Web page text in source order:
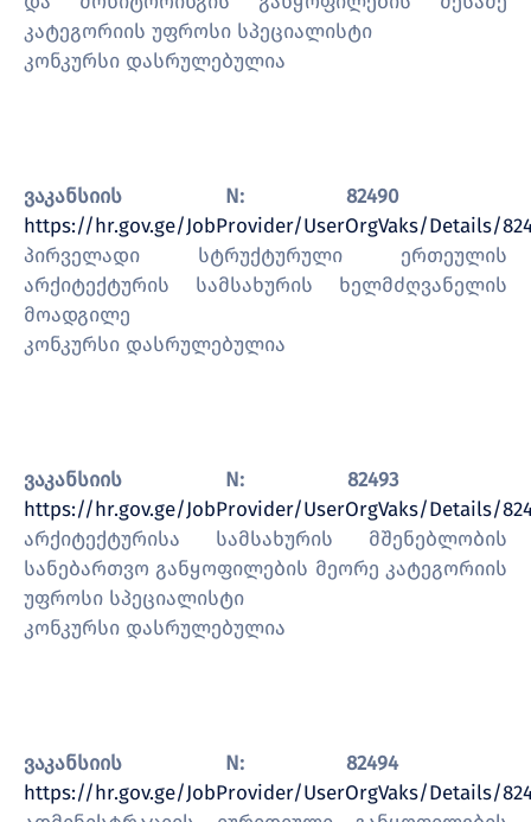
კატეგორიის უფროსი სპეციალისტი
კონკურსი დასრულებულია
ვაკანსიის N: 82490
https://hr.gov.ge/JobProvider/UserOrgVaks/Details/
პირველადი სტრუქტურული ერთეულის
არქიტექტურის სამსახურის ხელმძღვანელის
მოადგილე
კონკურსი დასრულებულია
ვაკანსიის N: 82493
https://hr.gov.ge/JobProvider/UserOrgVaks/Details/
არქიტექტურისა სამსახურის მშენებლობის
სანებართვო განყოფილების მეორე კატეგორიის
უფროსი სპეციალისტი
კონკურსი დასრულებულია
ვაკანსიის N:82494
https://hr.gov.ge/JobProvider/UserOrgVaks/Details/